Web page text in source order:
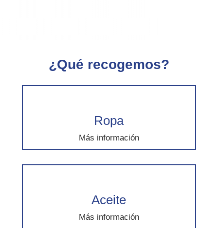
¿Qué recogemos?
Ropa
Más información
Aceite
Más información